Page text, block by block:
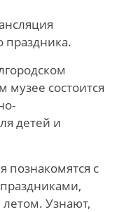
праздника.
музее состоится
детей и
познакомятся с
летом. Узнают,